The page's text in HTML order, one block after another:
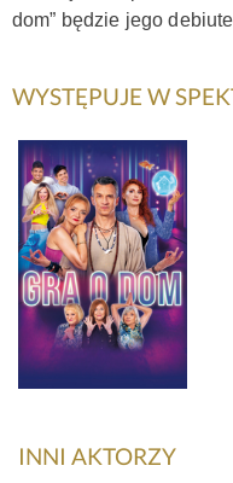
dom” będzie jego
WYSTĘPUJE W
INNI AKTORZY